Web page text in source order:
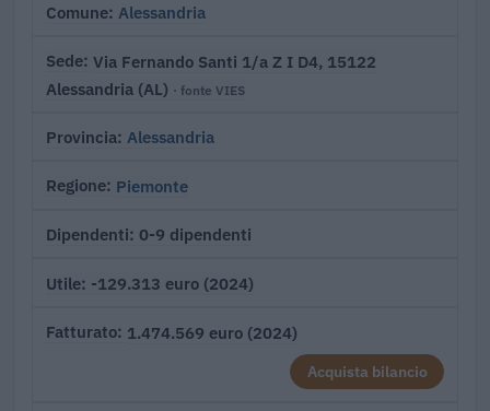
Comune Alessandria
Sede Via Fernando Santi 1/a Z I D4, 15122
Alessandria (AL) · fonte VIES
Provincia Alessandria
Regione Piemonte
Dipendenti 0-9 dipendenti
Utile -129.313 euro (2024)
Fatturato 1.474.569 euro (2024)
Acquista bilancio